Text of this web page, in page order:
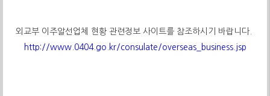
외교부 이주알선업체 현황 관련정보 사이트를 참조하시기 바랍니다.
http://www.0404.go.kr/consulate/overseas_business.jsp